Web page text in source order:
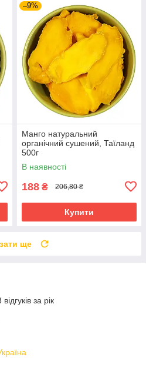
–9%
Манго натуральний
органічний сушений, Таїланд
500г
В наявності
188 ₴ 206,80 ₴
Купити
ще
за рік